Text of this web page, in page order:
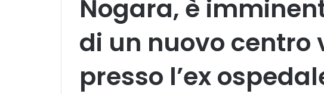
Nogara, è
di un nuovo centro
presso l’ex